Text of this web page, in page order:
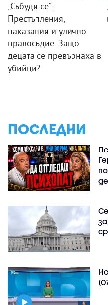
„Събуди се“:
Престъпления,
наказания и улично
правосъдие. Защо
децата се превърнаха в
убийци?
ПОСЛЕДНИ